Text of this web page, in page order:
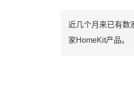
近几个月来已有数
家HomeKit产品。